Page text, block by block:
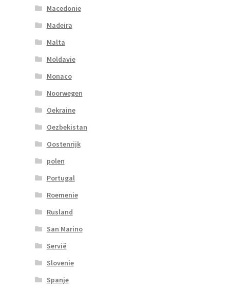
Macedonie
Madeira
Malta
Moldavie
Monaco
Noorwegen
Oekraine
Oezbekistan
Oostenrijk
polen
Portugal
Roemenie
Rusland
San Marino
Servië
Slovenie
Spanje